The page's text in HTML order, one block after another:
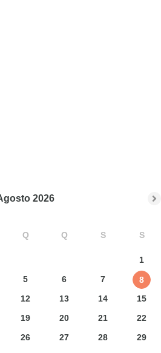
2026
Q Q S S
1
5 6 7
8
12 13 14
15
19 20 21
22
26 27 28
29